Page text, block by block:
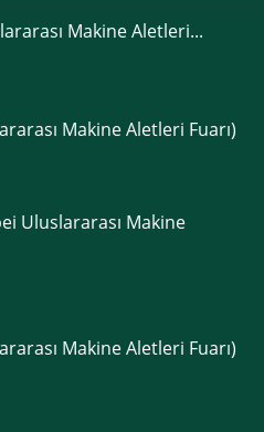
Makine Aletleri...
Makine Aletleri Fuarı)
Uluslararası Makine
Makine Aletleri Fuarı)